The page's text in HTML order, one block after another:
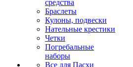
средства
Браслеты
Кулоны, подвески
Нательные крестики
Четки
Погребальные
наборы
Все для Пасхи